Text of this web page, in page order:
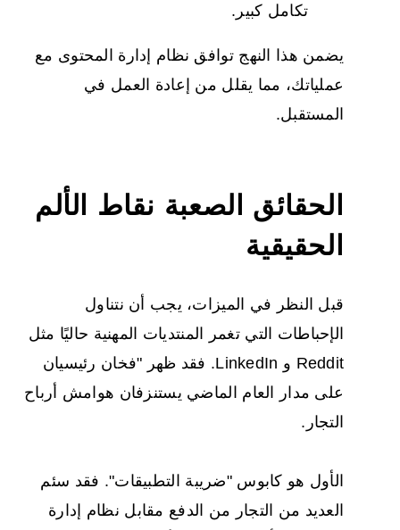
تكامل كبير.
يضمن هذا النهج توافق نظام إدارة المحتوى مع
عملياتك، مما يقلل من إعادة العمل في
المستقبل.
الحقائق الصعبة نقاط الألم
الحقيقية
قبل النظر في الميزات، يجب أن نتناول
الإحباطات التي تغمر المنتديات المهنية حاليًا مثل
Reddit و LinkedIn. فقد ظهر "فخان رئيسيان
على مدار العام الماضي يستنزفان هوامش أرباح
التجار.
الأول هو كابوس "ضريبة التطبيقات". فقد سئم
العديد من التجار من الدفع مقابل نظام إدارة